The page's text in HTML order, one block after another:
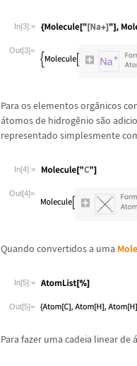
In[3]:=
Out[3]=
Para os elementos orgânicos
átomos de hidrogênio são
representado simplesmente
In[4]:=
Out[4]=
Quando convertidos a uma
In[5]:=
Out[5]=
Para fazer uma cadeia linear deá